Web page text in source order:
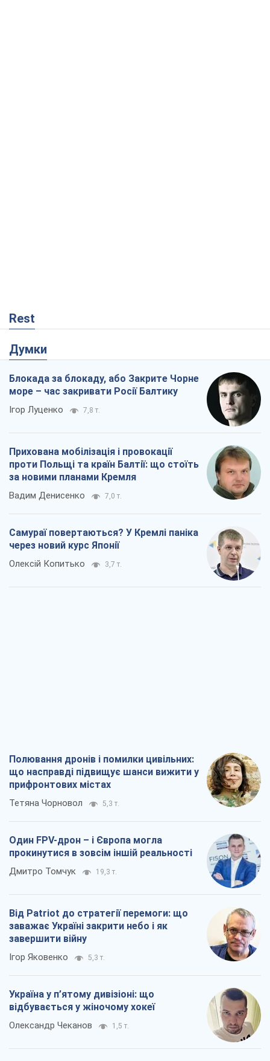
Rest
Думки
Блокада за блокаду, або Закрите Чорне
море – час закривати Росії Балтику
Ігор Луценко 7,8 т.
Прихована мобілізація і провокації
проти Польщі та країн Балтії: що стоїть
за новими планами Кремля
Вадим Денисенко 7,0 т.
Самураї повертаються? У Кремлі паніка
через новий курс Японії
Олексій Копитько 3,7 т.
Полювання дронів і помилки цивільних:
що насправді підвищує шанси вижити у
прифронтових містах
Тетяна Чорновол 5,3 т.
Один FPV-дрон – і Європа могла
прокинутися в зовсім іншій реальності
Дмитро Томчук 19,3 т.
Від Patriot до стратегії перемоги: що
заважає Україні закрити небо і як
завершити війну
Ігор Яковенко 5,3 т.
Україна у п’ятому дивізіоні: що
відбувається у жіночому хокеї
Олександр Чеканов 1,5 т.